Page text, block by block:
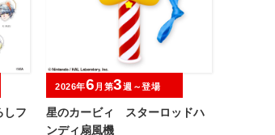
しフ
星のカービィ スターロッドハ
ンディ扇風機
2026年6 月第3週～登場